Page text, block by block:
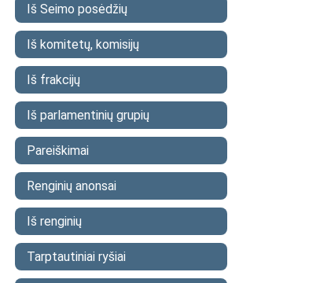
Iš Seimo posėdžių
Iš komitetų, komisijų
Iš frakcijų
Iš parlamentinių grupių
Pareiškimai
Renginių anonsai
Iš renginių
Tarptautiniai ryšiai